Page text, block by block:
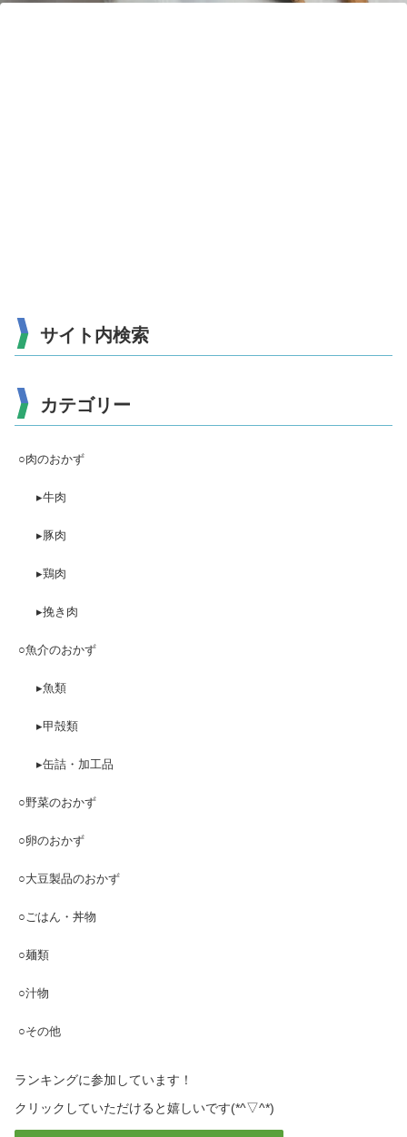
サイト内検索
カテゴリー
○肉のおかず
▸牛肉
▸豚肉
▸鶏肉
▸挽き肉
○魚介のおかず
▸魚類
▸甲殻類
▸缶詰・加工品
○野菜のおかず
○卵のおかず
○大豆製品のおかず
○ごはん・丼物
○麺類
○汁物
○その他
ランキングに参加しています！
クリックしていただけると嬉しいです(*^▽^*)